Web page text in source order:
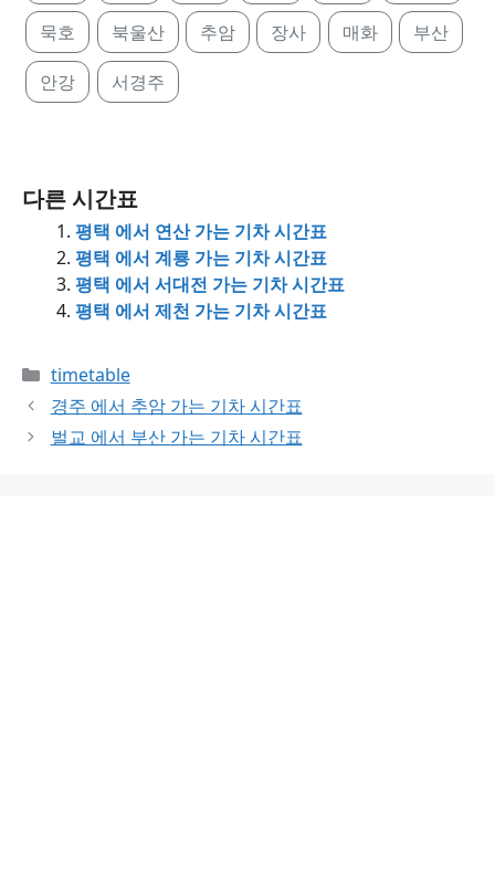
묵호 북울산 추암 장사 매화 부산
안강 서경주
다른 시간표
평택 에서 연산 가는 기차 시간표
평택 에서 계룡 가는 기차 시간표
평택 에서 서대전 가는 기차 시간표
평택 에서 제천 가는 기차 시간표
Categories
timetable
경주 에서 추암 가는 기차 시간표
벌교 에서 부산 가는 기차 시간표